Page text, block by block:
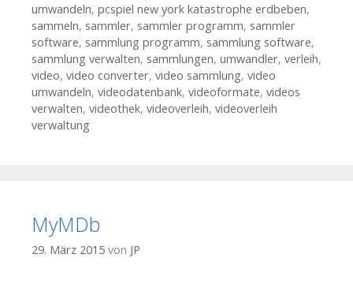
umwandeln, pcspiel new york katastrophe erdbeben,
sammeln, sammler, sammler programm, sammler
software, sammlung programm, sammlung software,
sammlung verwalten, sammlungen, umwandler, verleih,
video, video converter, video sammlung, video
umwandeln, videodatenbank, videoformate, videos
verwalten, videothek, videoverleih, videoverleih
verwaltung
MyMDb
29. März 2015 von JP